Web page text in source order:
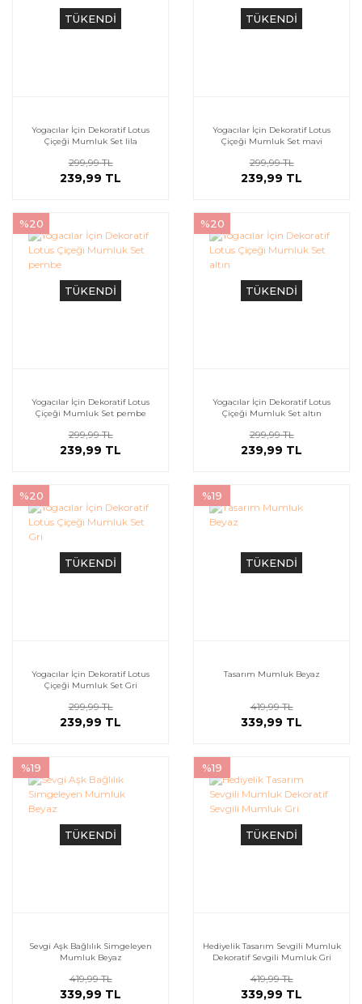
TÜKENDİ
Yogacılar İçin Dekoratif Lotus
Çiçeği Mumluk Set lila
299,99 TL
239,99 TL
TÜKENDİ
Yogacılar İçin Dekoratif Lotus
Çiçeği Mumluk Set mavi
299,99 TL
239,99 TL
TÜKENDİ
%20
Yogacılar İçin Dekoratif Lotus
Çiçeği Mumluk Set pembe
299,99 TL
239,99 TL
TÜKENDİ
%20
Yogacılar İçin Dekoratif Lotus
Çiçeği Mumluk Set altın
299,99 TL
239,99 TL
TÜKENDİ
%20
Yogacılar İçin Dekoratif Lotus
Çiçeği Mumluk Set Gri
299,99 TL
239,99 TL
TÜKENDİ
%19
Tasarım Mumluk Beyaz
419,99 TL
339,99 TL
TÜKENDİ
%19
Sevgi Aşk Bağlılık Simgeleyen
Mumluk Beyaz
419,99 TL
339,99 TL
TÜKENDİ
%19
Hediyelik Tasarım Sevgili Mumluk
Dekoratif Sevgili Mumluk Gri
419,99 TL
339,99 TL